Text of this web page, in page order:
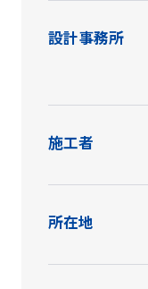
設計事務所
施工者
所在地